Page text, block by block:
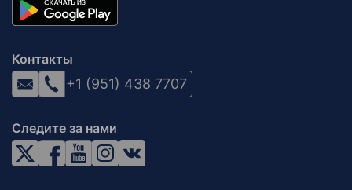
Контакты
+1 (951) 438 7707
Следите за нами